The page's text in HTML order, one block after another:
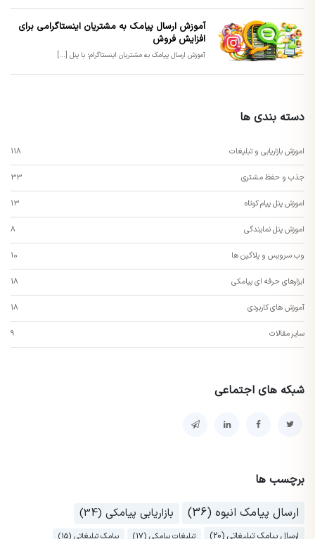
آموزش ارسال پیامک به مشتریان اینستاگرامی برای
افزایش فروش
آموزش ارسال پیامک به مشتریان اینستاگرام؛ با پنل [...]
دسته بندی ها
اموزش بازاریابی و تبلیغات 118
جذب و حفظ مشتری 33
اموزش پنل پیام کوتاه 13
اموزش پنل نمایندگی 8
وب سرویس و پلاگین ها 10
ابزارهای حرفه ای پیامکی 18
آموزش های کاربردی 18
سایر مقالات 9
شبکه های اجتماعی
برچسب ها
ارسال پیامک انبوه (36)
بازاریابی پیامکی (34)
ارسال پیامک تبلیغاتی (20) تبلیغات پیامکی (17)
پیامک تبلیغاتی (15)